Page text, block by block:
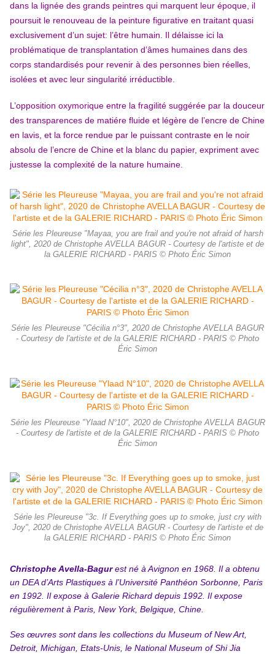
dans la lignée des grands peintres qui marquent leur époque, il
poursuit le renouveau de la peinture figurative en traitant quasi
exclusivement d’un sujet: l’être humain. Il délaisse ici la
problématique de transplantation d’âmes humaines dans des
corps standardisés pour revenir à des personnes bien réelles,
isolées et avec leur singularité irréductible.
L’opposition oxymorique entre la fragilité suggérée par la douceur
des transparences de matiére fluide et légère de l’encre de Chine
en lavis, et la force rendue par le puissant contraste en le noir
absolu de l’encre de Chine et la blanc du papier, expriment avec
justesse la complexité de la nature humaine.
Série les Pleureuse "Mayaa, you are frail and you're not afraid of harsh
light", 2020 de Christophe AVELLA BAGUR - Courtesy de l'artiste et de
la GALERIE RICHARD - PARIS © Photo Éric Simon
Série les Pleureuse "Cécilia n°3", 2020 de Christophe AVELLA BAGUR
- Courtesy de l'artiste et de la GALERIE RICHARD - PARIS © Photo
Éric Simon
Série les Pleureuse "Ylaad N°10", 2020 de Christophe AVELLA BAGUR
- Courtesy de l'artiste et de la GALERIE RICHARD - PARIS © Photo
Éric Simon
Série les Pleureuse "3c. If Everything goes up to smoke, just cry with
Joy", 2020 de Christophe AVELLA BAGUR - Courtesy de l'artiste et de
la GALERIE RICHARD - PARIS © Photo Éric Simon
Christophe Avella-Bagurest né à Avignon en 1968. Il a obtenu
un DEA d’Arts Plastiques à l’Université Panthéon Sorbonne, Paris
en 1992. Il expose à Galerie Richard depuis 1992. Il expose
régulièrement à Paris, New York, Belgique, Chine.
Ses œuvres sont dans les collections du Museum of New Art,
Detroit, Michigan, Etats-Unis, le National Museum of Shi Jia